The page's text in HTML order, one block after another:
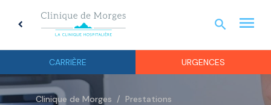
chevron_left
CARRIÈRE URGENCES
search menu
Clinique de Morges
Prestations